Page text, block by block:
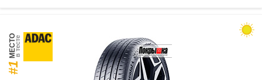
#1
МЕСТОв тесте